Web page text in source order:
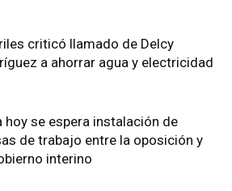
criticó llamado de Delcy
a ahorrar agua y electricidad
hoy se espera instalación de
de trabajo entre la oposición y
interino